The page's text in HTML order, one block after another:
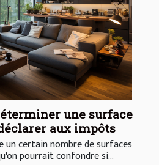
une surface
aux impôts
un certain nombre de surfaces
pourrait confondre si...